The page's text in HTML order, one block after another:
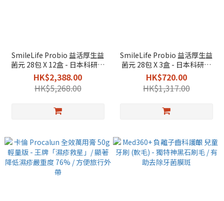
SmileLife Probio 益活厚生益
菌元 28包 X 12盒 - 日本科研專
利/改善濕敏、鼻敏體質
HK$2,388.00
HK$5,268.00
SmileLife Probio 益活厚生益
菌元 28包 X 3盒 - 日本科研專
利/改善濕敏、鼻敏體質
HK$720.00
HK$1,317.00